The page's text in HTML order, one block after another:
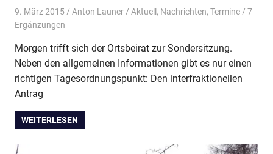
9. März 2015 Anton Launer Aktuell , Nachrichten, Termine/ 7
Ergänzungen
Morgen trifft sich der Ortsbeirat zur Sondersitzung.
Neben den allgemeinen Informationen gibt es nur einen
richtigen Tagesordnungspunkt: Den interfraktionellen
Antrag
WEITERLESEN